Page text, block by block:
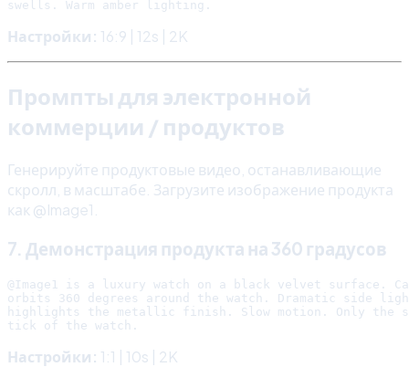
Настройки: 16:9 | 12s | 2K
Промпты для электронной
коммерции / продуктов
Генерируйте продуктовые видео, останавливающие
скролл, в масштабе. Загрузите изображение продукта
как @Image1.
7. Демонстрация продукта на 360 градусов
@Image1 is a luxury watch on a black velvet surface.
orbits 360 degrees around the watch. Dramatic side
highlights the metallic finish. Slow motion. Only the
Настройки: 1:1 | 10s | 2K